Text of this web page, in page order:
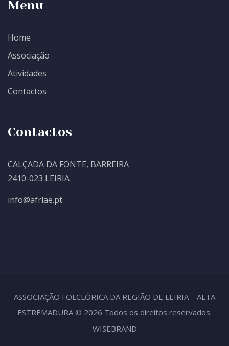
Menu
Home
Associação
Atividades
Contactos
Contactos
CALÇADA DA FONTE, BARREIRA
2410-023 LEIRIA
info@afrlae.pt
ASSOCIAÇÃO FOLCLÓRICA DA REGIÃO DE LEIRIA – ALTA
ESTREMADURA © 2026 Todos os direitos reservados.
WISEBRAND